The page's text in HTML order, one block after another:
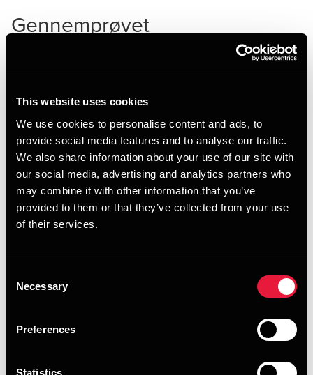
This website uses cookies
We use cookies to personalise content and ads, to
provide social media features and to analyse our traffic.
We also share information about your use of our site with
our social media, advertising and analytics partners who
may combine it with other information that you’ve
provided to them or that they’ve collected from your use
of their services.
Selection
Necessary
Preferences
Statistics
Gennemprøvet
beregningsmodel med minimal
administration
Vores beregningsmodel følger gældende lovgivning og
bygger på BDO’s faglige viden og en gennemprøvet
metodik. Det betyder, at kommunen kun skal indtaste få
oplysninger – for eksempel opdaterede børnetal. Resten
klarer modellen automatisk.
Vores model kan hjælpe jer med at:
Foretage en korrekt og gennemskuelig opgørelse af
metode vedrørende ledelse i dagtilbud fra 1. januar
Skabe en ensartet og genanvendelig
Manager, Advisory